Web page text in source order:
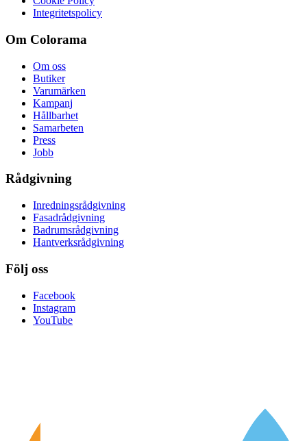
Integritetspolicy
Om Colorama
Om oss
Butiker
Varumärken
Kampanj
Hållbarhet
Samarbeten
Press
Jobb
Rådgivning
Inredningsrådgivning
Fasadrådgivning
Badrumsrådgivning
Hantverksrådgivning
Följ oss
Facebook
Instagram
YouTube